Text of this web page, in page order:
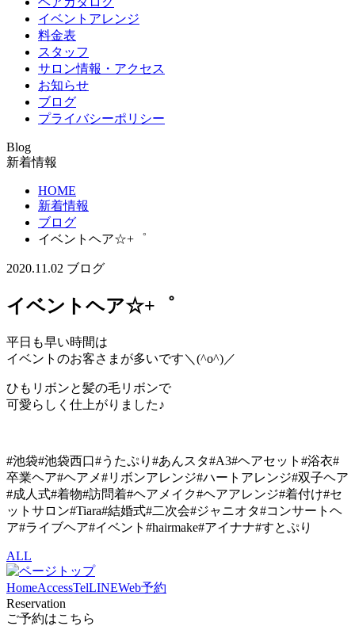
イベントアレンジ
料金表
スタッフ
サロン情報・アクセス
お知らせ
ブログ
プライバシーポリシー
Blog
新着情報
HOME
新着情報
ブログ
イベントヘア☆+゜
2020.11.02 ブログ
イベントヘア☆+゜
平日も早い時間は
イベントのお客さまが多いです＼(^o^)／
ひもリボンと髪の毛リボンで
可愛らしく仕上がりました♪
#池袋#池袋西口#うたぷり#あんスタ#A3#ヘアセット#浴衣#
卒業ヘア#ヘアメ#リボンアレンジ#ハートアレンジ#双子ヘア
#成人式#着物#訪問着#ヘアメイク#ヘアアレンジ#着付け#セ
ットサロン#Tiara#結婚式#二次会#ジャニオタ#コンサートヘ
ア#ライブヘア#イベント#hairmake#アイナナ#すとぷり
ALL
HomeAccessTelLINEWeb予約
Reservation
ご予約はこちら